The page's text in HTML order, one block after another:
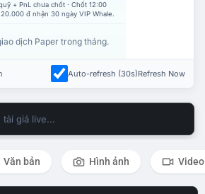
+ PnL chưa chốt · Chốt 12:00
đ nhận 30 ngày VIP Whale.
dịch Paper trong tháng.
Auto-refresh (30s)Refresh Now
giá live...
Văn bản Hình ảnh Video